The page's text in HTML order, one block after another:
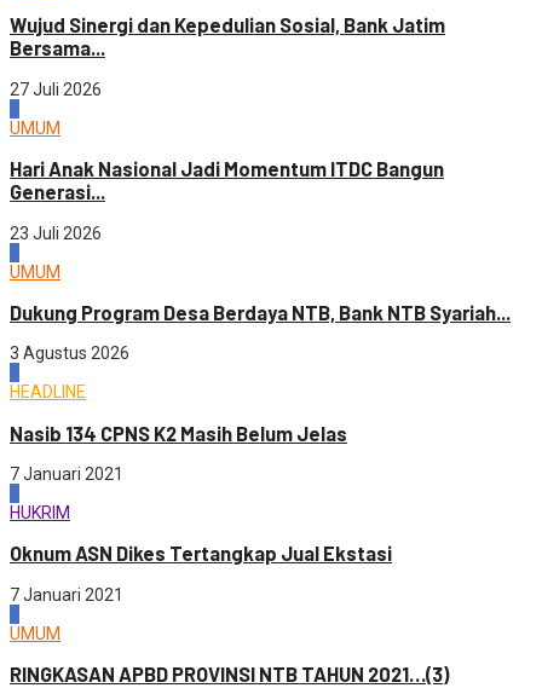
Wujud Sinergi dan Kepedulian Sosial, Bank Jatim
Bersama...
27 Juli 2026
UMUM
Hari Anak Nasional Jadi Momentum ITDC Bangun
Generasi...
23 Juli 2026
UMUM
Dukung Program Desa Berdaya NTB, Bank NTB Syariah...
3 Agustus 2026
HEADLINE
Nasib 134 CPNS K2 Masih Belum Jelas
7 Januari 2021
HUKRIM
Oknum ASN Dikes Tertangkap Jual Ekstasi
7 Januari 2021
UMUM
RINGKASAN APBD PROVINSI NTB TAHUN 2021…(3)